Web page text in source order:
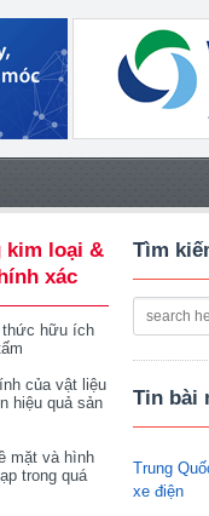
kim loại &
xác
thức hữu ích
của vật liệu
hiệu quả sản
mặt và hình
trong quá
Tìm
Tin bài
Trung
xe điện